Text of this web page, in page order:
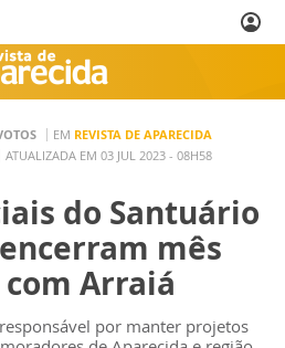
EM REVISTA DE APARECIDA
ATUALIZADA EM 03 JUL 2023 - 08H58
do Santuário
mês
Arraiá
por manter projetos